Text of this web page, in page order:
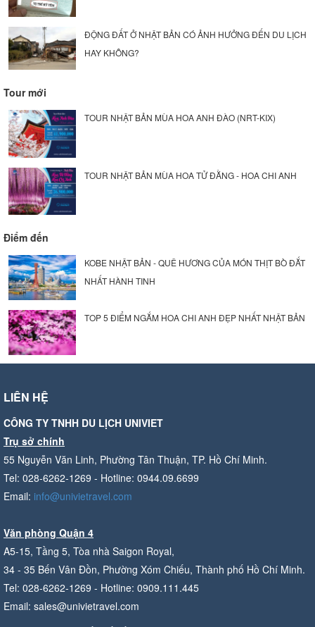
ĐỘNG ĐẤT Ở NHẬT BẢN CÓ ẢNH HƯỞNG ĐẾN DU LỊCH
HAY KHÔNG?
Tour mới
TOUR NHẬT BẢN MÙA HOA ANH ĐÀO (NRT-KIX)
TOUR NHẬT BẢN MÙA HOA TỬ ĐẰNG - HOA CHI ANH
Điểm đến
KOBE NHẬT BẢN - QUÊ HƯƠNG CỦA MÓN THỊT BÒ ĐẮT
NHẤT HÀNH TINH
TOP 5 ĐIỂM NGẮM HOA CHI ANH ĐẸP NHẤT NHẬT BẢN
LIÊN HỆ
CÔNG TY TNHH DU LỊCH UNIVIET
Trụ sở chính
55 Nguyễn Văn Linh, Phường Tân Thuận, TP. Hồ Chí Minh.
Tel: 028-6262-1269 - Hotline: 0944.09.6699
Email: info@univietravel.com
Văn phòng Quận 4
A5-15, Tầng 5, Tòa nhà Saigon Royal,
34 - 35 Bến Vân Đồn, Phường Xóm Chiếu, Thành phố Hồ Chí Minh.
Tel: 028-6262-1269 - Hotline: 0909.111.445
Email: sales@univietravel.com